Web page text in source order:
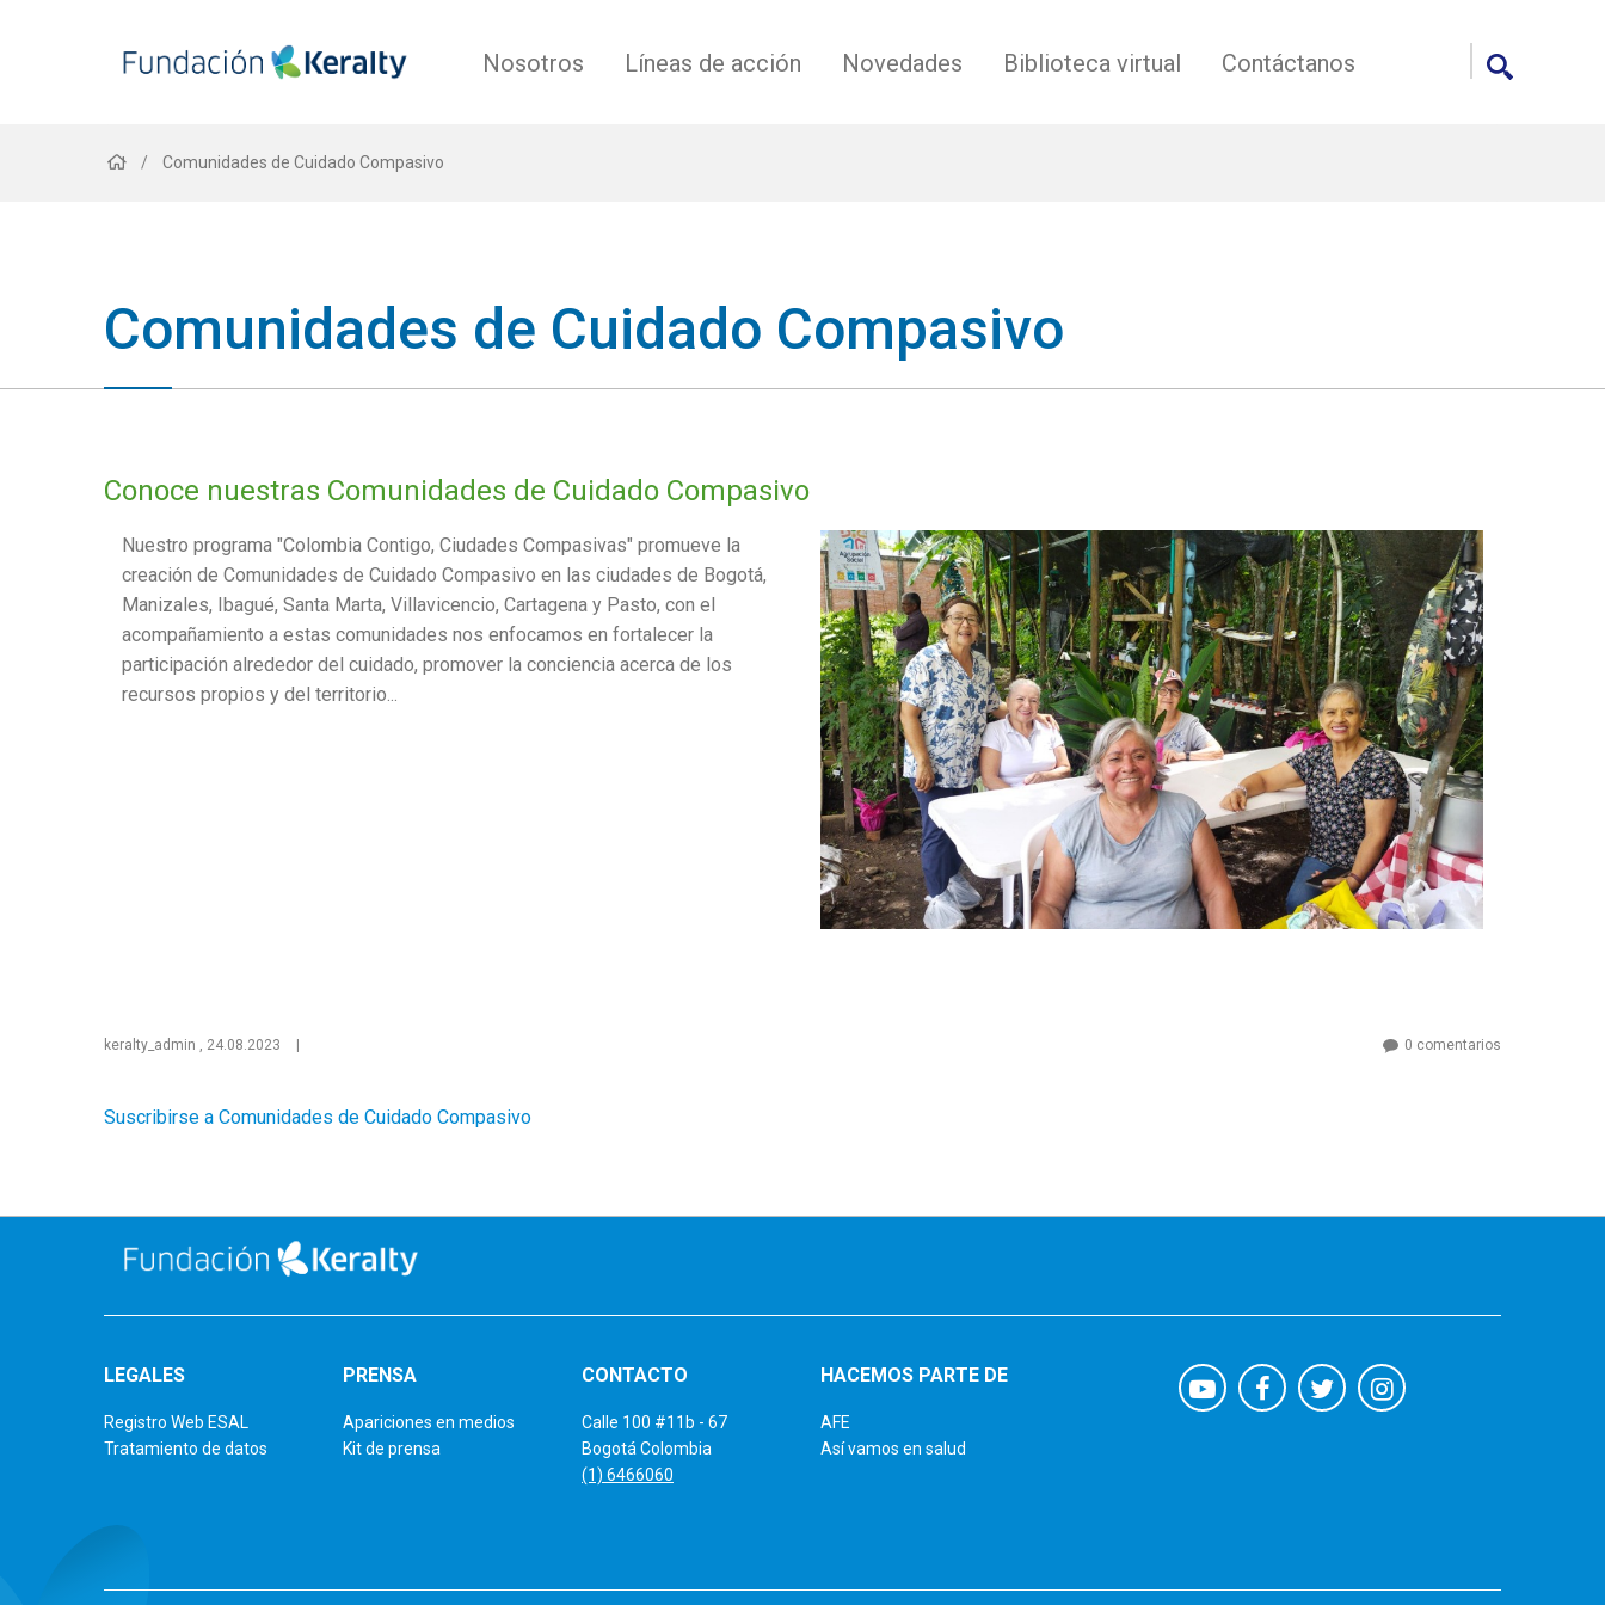
Nosotros Líneas de acción Novedades Biblioteca virtual Contáctanos
Sobrescribir
de
a
la
navegación
Comunidades de Cuidado Compasivo
Comunidades de Cuidado Compasivo
Conoce nuestras Comunidades de Cuidado Compasivo
Nuestro programa "Colombia Contigo, Ciudades Compasivas" promueve la
creación de Comunidades de Cuidado Compasivo en las ciudades de Bogotá,
Manizales, Ibagué, Santa Marta, Villavicencio, Cartagena y Pasto, con el
acompañamiento a estas comunidades nos enfocamos en fortalecer la
participación alrededor del cuidado, promover la conciencia acerca de los
recursos propios y del territorio...
keralty_admin , 24.08.2023 0 comentarios
Suscribirse a Comunidades de Cuidado Compasivo
LEGALES
Registro Web ESAL
Tratamiento de datos
PRENSA
Apariciones en medios
Kit de prensa
CONTACTO
Calle 100 #11b - 67
Bogotá Colombia
(1) 6466060
HACEMOS PARTE DE
AFE
Así vamos en salud